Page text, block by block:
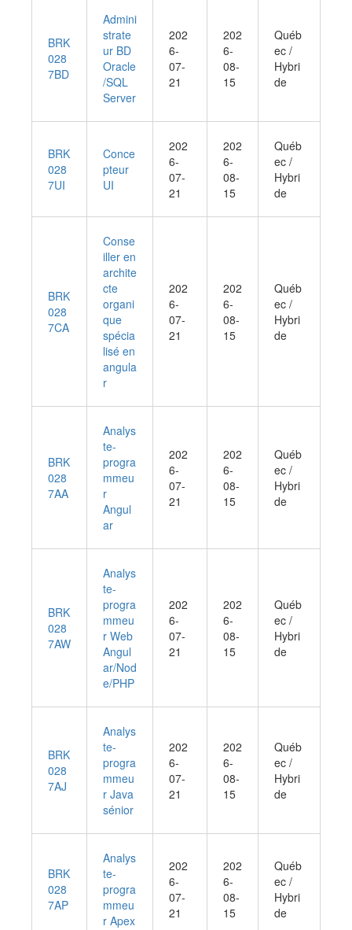
BRK
028
7BD
Admini
strate
ur BD
Oracle
/SQL
Server
202
6-
07-
21
202
6-
08-
15
Québ
ec /
Hybri
de
BRK
028
7UI
Conce
pteur
UI
202
6-
07-
21
202
6-
08-
15
Québ
ec /
Hybri
de
BRK
028
7CA
Conse
iller en
archite
cte
organi
que
spécia
lisé en
angula
r
202
6-
07-
21
202
6-
08-
15
Québ
ec /
Hybri
de
BRK
028
7AA
Analys
te-
progra
mmeu
r
Angul
ar
202
6-
07-
21
202
6-
08-
15
Québ
ec /
Hybri
de
BRK
028
7AW
Analys
te-
progra
mmeu
r Web
Angul
ar/Nod
e/PHP
202
6-
07-
21
202
6-
08-
15
Québ
ec /
Hybri
de
BRK
028
7AJ
Analys
te-
progra
mmeu
r Java
sénior
202
6-
07-
21
202
6-
08-
15
Québ
ec /
Hybri
de
BRK
028
7AP
Analys
te-
progra
mmeu
r Apex
202
6-
07-
21
202
6-
08-
15
Québ
ec /
Hybri
de